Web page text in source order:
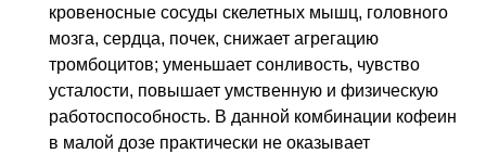
кровеносные сосуды скелетных мышц, головного
мозга, сердца, почек, снижает агрегацию
тромбоцитов; уменьшает сонливость, чувство
усталости, повышает умственную и физическую
работоспособность. В данной комбинации кофеин
в малой дозе практически не оказывает